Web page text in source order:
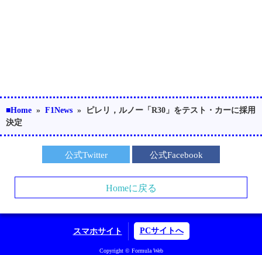
■Home » F1News »
ピレリ，ルノー「R30」をテスト・カーに採用
決定
公式Twitter 公式Facebook
Homeに戻る
スマホサイト PCサイトへ
Copyright © Formula Web